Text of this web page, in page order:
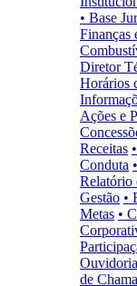
• Base
Finanças
Diretor
Horários
Ações e
Receitas
Conduta
Relatório
Gestão •
Metas •
Ouvidoria
de